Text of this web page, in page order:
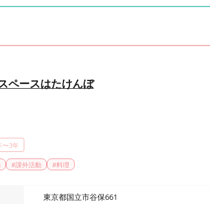
ペースはたけんぼ
〜3年
#課外活動 #料理
東京都国立市谷保661